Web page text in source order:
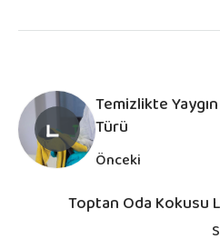
Temizlikte
Türü
Önceki
Toptan Oda Kokusu